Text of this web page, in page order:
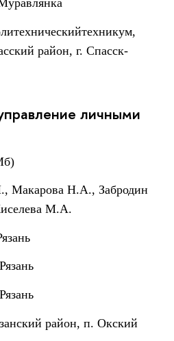
район, г. Спасск-
личными
Макарова Н.А., Забродин
М.А.
район, п. Окский